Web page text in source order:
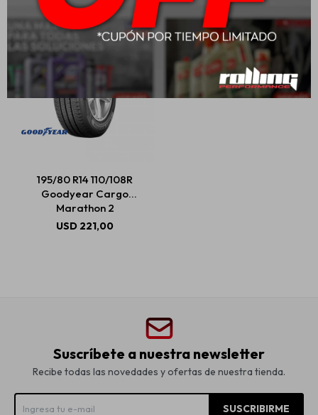
195/80 R14 110/108R
Goodyear Cargo
Marathon 2
USD 221,00
Suscríbete a nuestra newsletter
Recibe todas las novedades y ofertas de nuestra tienda.
SUSCRIBIRME